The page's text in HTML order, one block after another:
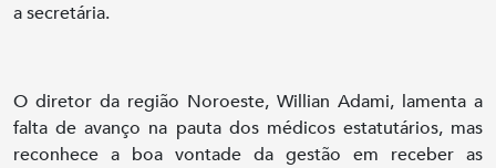
a secretária.
O diretor da região Noroeste, Willian Adami, lamenta a
falta de avanço na pauta dos médicos estatutários, mas
reconhece a boa vontade da gestão em receber as